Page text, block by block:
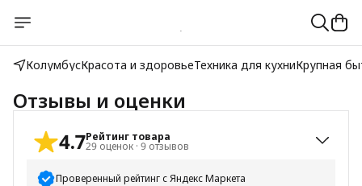
КолумбусКрасота и здоровьеТехника для кухниКрупная
Отзывы и оценки
4.7Рейтинг товара
29 оценок · 9 отзывов
Проверенный рейтинг с Яндекс Маркета